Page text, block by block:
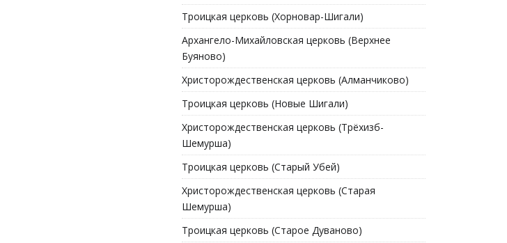
Троицкая церковь (Хорновар-Шигали)
Архангело-Михайловская церковь (Верхнее
Буяново)
Христорождественская церковь (Алманчиково)
Троицкая церковь (Новые Шигали)
Христорождественская церковь (Трёхизб-
Шемурша)
Троицкая церковь (Старый Убей)
Христорождественская церковь (Старая
Шемурша)
Троицкая церковь (Старое Дуваново)